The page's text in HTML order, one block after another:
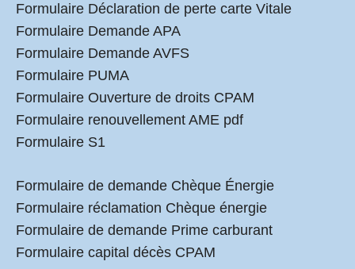
Formulaire Déclaration de perte carte Vitale
Formulaire Demande APA
Formulaire Demande AVFS
Formulaire PUMA
Formulaire Ouverture de droits CPAM
Formulaire renouvellement AME pdf
Formulaire S1
Formulaire de demande Chèque Énergie
Formulaire réclamation Chèque énergie
Formulaire de demande Prime carburant
Formulaire capital décès CPAM